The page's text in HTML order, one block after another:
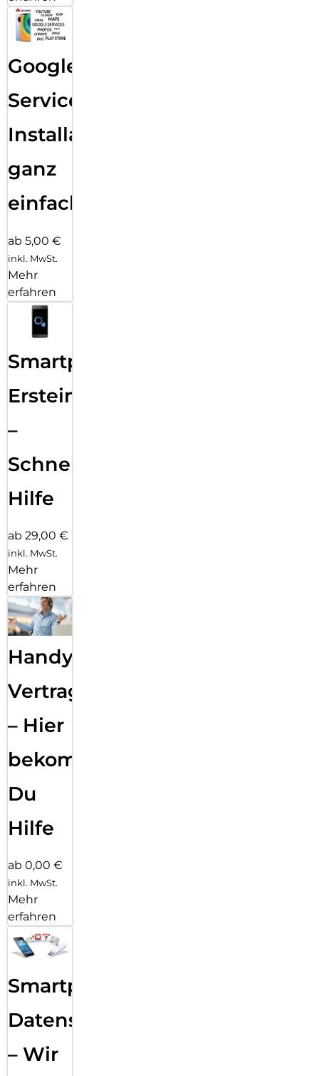
Google
Services
Installation
ganz
einfach
ab 5,00 €
inkl. MwSt.
Mehr
erfahren
Smartphone
Ersteinrichtung
–
Schnelle
Hilfe
ab 29,00 €
inkl. MwSt.
Mehr
erfahren
Handy
Vertragsabwicklung
– Hier
bekommst
Du
Hilfe
ab 0,00 €
inkl. MwSt.
Mehr
erfahren
Smartphone
Datensicherung
– Wir